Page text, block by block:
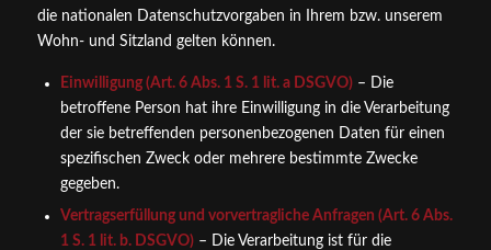
die nationalen Datenschutzvorgaben in Ihrem bzw. unserem
Wohn- und Sitzland gelten können.
Einwilligung (Art. 6 Abs. 1 S. 1 lit. a DSGVO)– Die
betroffene Person hat ihre Einwilligung in die Verarbeitung
der sie betreffenden personenbezogenen Daten für einen
spezifischen Zweck oder mehrere bestimmte Zwecke
gegeben.
Vertragserfüllung und vorvertragliche Anfragen (Art. 6 Abs.
1 S. 1 lit. b. DSGVO)– Die Verarbeitung ist für die